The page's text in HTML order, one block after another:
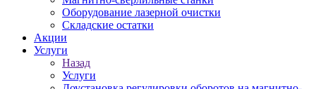
Оборудование лазерной очистки
Складские остатки
Акции
Услуги
Назад
Услуги